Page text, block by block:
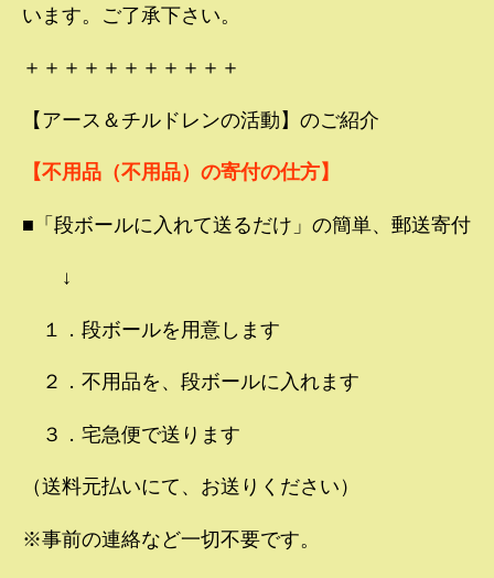
います。ご了承下さい。
＋＋＋＋＋＋＋＋＋＋＋
【アース＆チルドレンの活動】のご紹介
【不用品（不用品）の寄付の仕方】
■「段ボールに入れて送るだけ」の簡単、郵送寄付
↓
１．段ボールを用意します
２．不用品を、段ボールに入れます
３．宅急便で送ります
（送料元払いにて、お送りください）
※事前の連絡など一切不要です。